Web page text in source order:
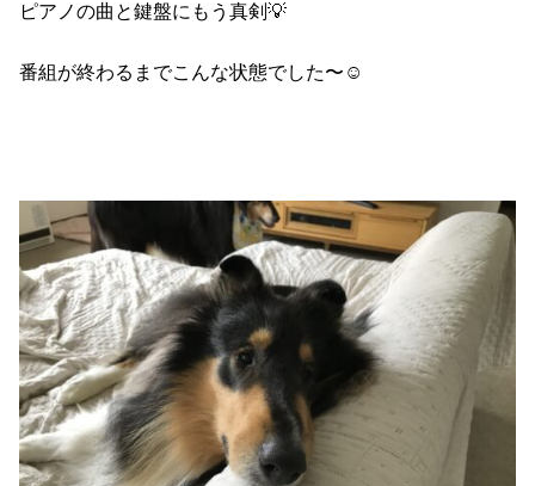
ピアノの曲と鍵盤にもう真剣💡
番組が終わるまでこんな状態でした〜☺️